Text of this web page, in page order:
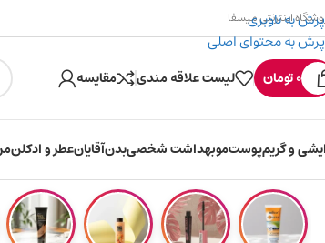
پرش به ناوبری
پرش به محتوای اصلی۳۰۰ میسکوین (۳۰ هزار تومن) هدیه خرید اول
اینترنتی میسفا
0تومان لیست علاقه مندی مقایسه
و گریمپوستموبهداشت شخصیبدنآقایانعطر و ادکلن